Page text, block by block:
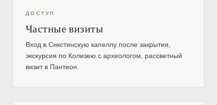
ДОСТУП
Частные визиты
Вход в Сикстинскую капеллу после закрытия,
экскурсия по Колизею с археологом, рассветный
визит в Пантеон.